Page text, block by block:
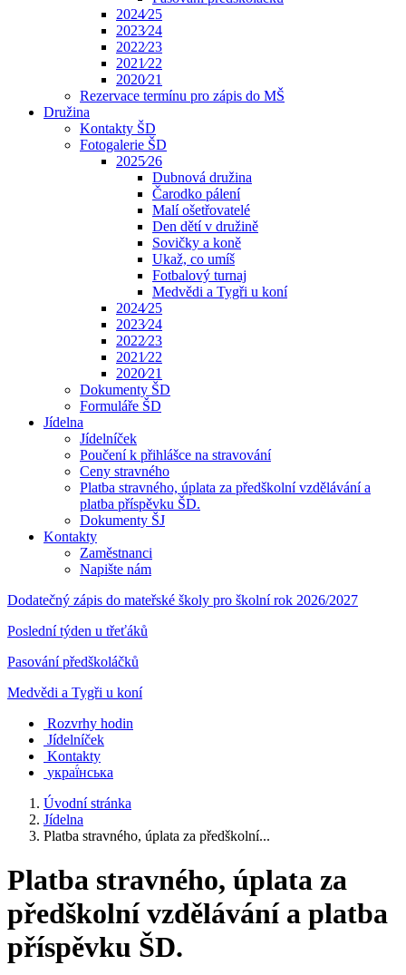
2024⁄25
2023⁄24
2022⁄23
2021⁄22
2020⁄21
Rezervace termínu pro zápis do MŠ
Družina
Kontakty ŠD
Fotogalerie ŠD
2025⁄26
Dubnová družina
Čarodko pálení
Malí ošetřovatelé
Den dětí v družině
Sovičky a koně
Ukaž, co umíš
Fotbalový turnaj
Medvědi a Tygři u koní
2024⁄25
2023⁄24
2022⁄23
2021⁄22
2020⁄21
Dokumenty ŠD
Formuláře ŠD
Jídelna
Jídelníček
Poučení k přihlášce na stravování
Ceny stravného
Platba stravného, úplata za předškolní vzdělávání a
platba příspěvku ŠD.
Dokumenty ŠJ
Kontakty
Zaměstnanci
Napište nám
Dodatečný zápis do mateřské školy pro školní rok 2026/2027
Poslední týden u třeťáků
Pasování předškoláčků
Medvědi a Tygři u koní
Rozvrhy hodin
Jídelníček
Kontakty
украї́нська
Úvodní stránka
Jídelna
Platba stravného, úplata za předškolní...
Platba stravného, úplata za
předškolní vzdělávání a platba
příspěvku ŠD.